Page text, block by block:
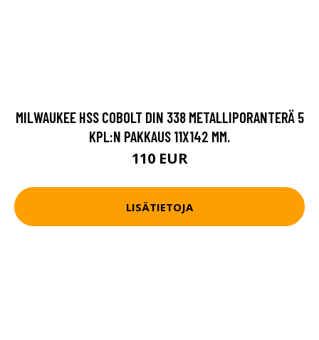
MILWAUKEE HSS COBOLT DIN 338 METALLIPORANTERÄ 5
KPL:N PAKKAUS 11X142 MM.
110 EUR
LISÄTIETOJA